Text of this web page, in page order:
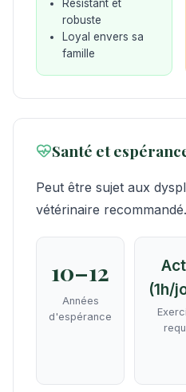
Résistant et
robuste
Loyal envers sa
famille
Santé et
Peut être sujet aux
vétérinaire recommandé.
10–12
Années
d'espérance
(1h/